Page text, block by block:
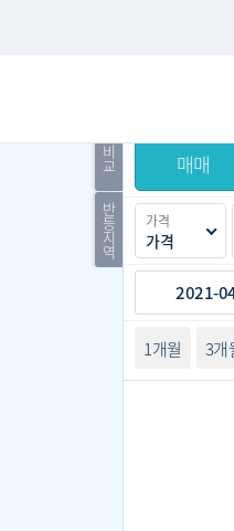
경제
주
비
교
반
등
지
역
매매
가격
가격
2021-
1개월 3개